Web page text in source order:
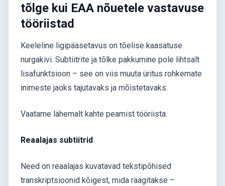
tõlge kui EAA nõuetele vastavuse
tööriistad
Keeleline ligipääsetavus on tõelise kaasatuse
nurgakivi. Subtiitrite ja tõlke pakkumine pole lihtsalt
lisafunktsioon – see on viis muuta üritus rohkemate
inimeste jaoks tajutavaks ja mõistetavaks.
Vaatame lähemalt kahte peamist tööriista.
Reaalajas subtiitrid
Need on reaalajas kuvatavad tekstipõhised
transkriptsioonid kõigest, mida räägitakse –